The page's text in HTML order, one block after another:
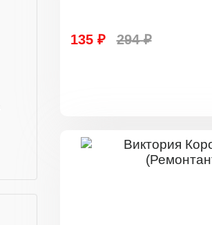
135 ₽ 294 ₽